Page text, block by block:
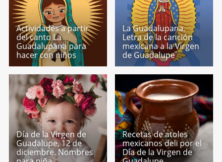
Actividades a partir
del canto La
Guadalupana para
hacer con niños
La Guadalupana.
Letra de la canción
mexicana a la Virgen
de Guadalupe
Día de la Virgen de
Guadalupe, 12 de
diciembre. Nombres
Recetas de atoles
mexicanos deli por el
Día de la Virgen de